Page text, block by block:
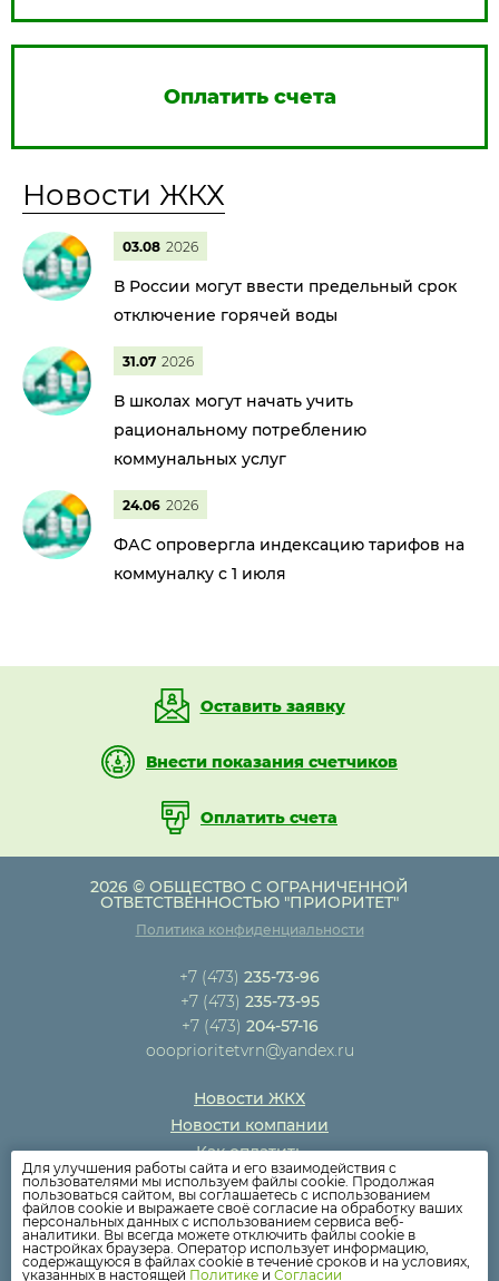
Оплатить счета
Новости ЖКХ
03.08 2026
В России могут ввести предельный срок
отключение горячей воды
31.07 2026
В школах могут начать учить
рациональному потреблению
коммунальных услуг
24.06 2026
ФАС опровергла индексацию тарифов на
коммуналку с 1 июля
Оставить заявку
Внести показания счетчиков
Оплатить счета
2026 © ОБЩЕСТВО С ОГРАНИЧЕННОЙ
ОТВЕТСТВЕННОСТЬЮ "ПРИОРИТЕТ"
Политика конфиденциальности
+7 (473) 235-73-96
+7 (473) 235-73-95
+7 (473) 204-57-16
oooprioritetvrn@yandex.ru
Новости ЖКХ
Новости компании
Как оплатить
Дома
Раскрытие информации
Вопросы
Для улучшения работы сайта и его взаимодействия с
пользователями мы используем файлы cookie. Продолжая
пользоваться сайтом, вы соглашаетесь с использованием
файлов cookie и выражаете своё согласие на обработку ваших
персональных данных с использованием сервиса веб-
аналитики. Вы всегда можете отключить файлы cookie в
настройках браузера. Оператор использует информацию,
содержащуюся в файлах cookie в течение сроков и на условиях,
указанных в настоящей Политике и Согласии